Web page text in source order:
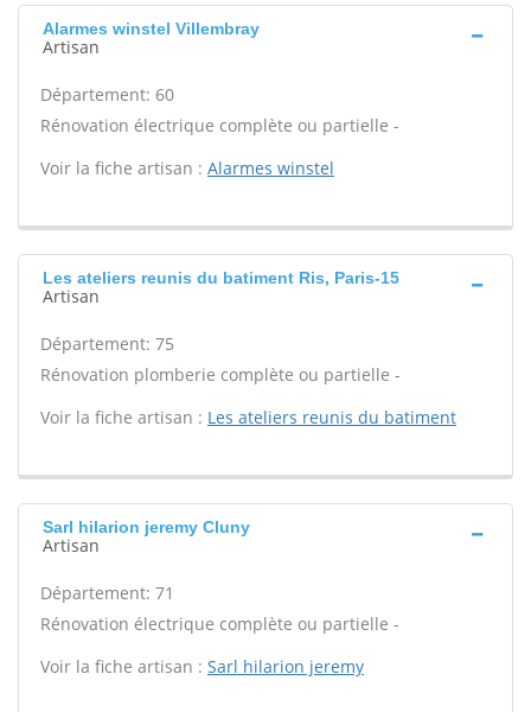
Alarmes winstel Villembray
Artisan
Département: 60
Rénovation électrique complète ou partielle -
Voir la fiche artisan : Alarmes winstel
Les ateliers reunis du batiment Ris, Paris-15
Artisan
Département: 75
Rénovation plomberie complète ou partielle -
Voir la fiche artisan : Les ateliers reunis du batiment
Sarl hilarion jeremy Cluny
Artisan
Département: 71
Rénovation électrique complète ou partielle -
Voir la fiche artisan : Sarl hilarion jeremy